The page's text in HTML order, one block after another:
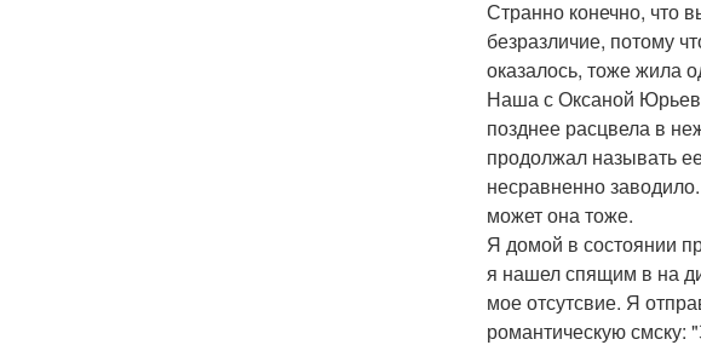
Странно конечно, что
безразличие, потому
оказалось, тоже жила
Наша с Оксаной
позднее расцвела в
продолжал называть
несравненно
может она тоже.
Я домой в состоянии
я нашел спящим в на
мое отсутсвие. Я
романтическую